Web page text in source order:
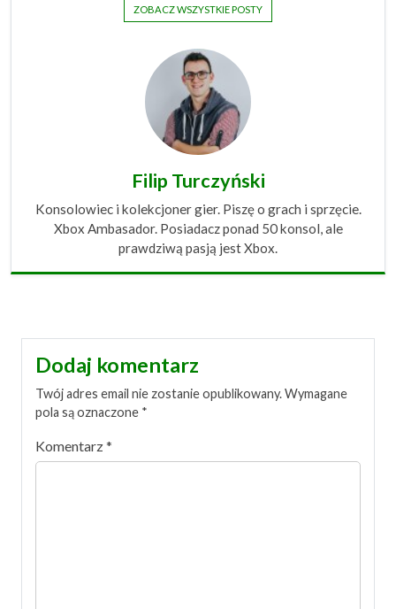
ZOBACZ WSZYSTKIE POSTY
Filip Turczyński
Konsolowiec i kolekcjoner gier. Piszę o grach i sprzęcie.
Xbox Ambasador. Posiadacz ponad 50 konsol, ale
prawdziwą pasją jest Xbox.
Dodaj komentarz
Twój adres email nie zostanie opublikowany.Wymagane
pola są oznaczone *
Komentarz*